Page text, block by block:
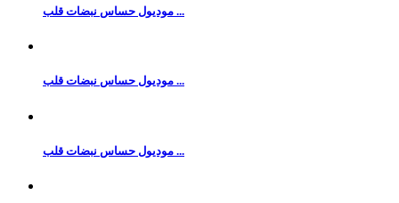
موديول حساس نبضات قلب ...
موديول حساس نبضات قلب ...
موديول حساس نبضات قلب ...